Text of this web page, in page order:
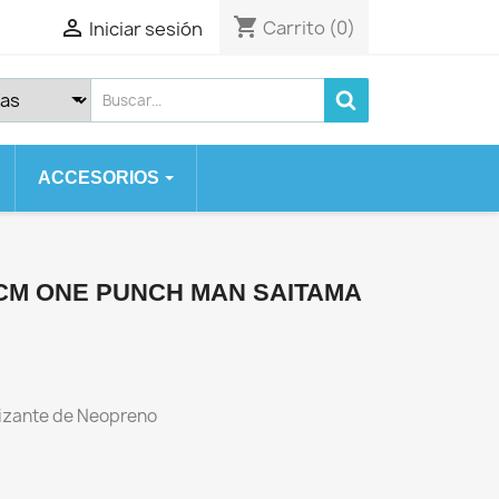
 Iniciar sesión shopping_cart Carrito (0)
PLUS
ACCESORIOS
ONE PUNCH MAN SAITAMA
de Neopreno